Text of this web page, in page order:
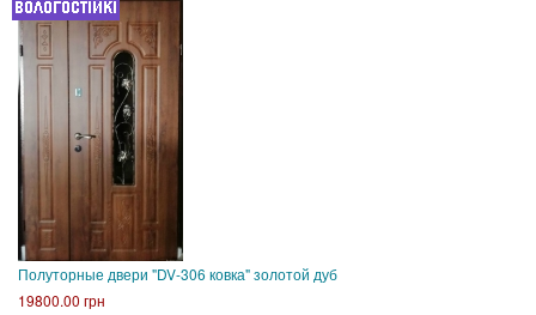
Полуторные двери "DV-306 ковка" золотой дуб
19800.00 грн